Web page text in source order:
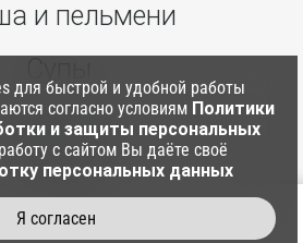
и пельмени
Ким Паб
Соусы
Напитки
для быстрой и удобной работы
согласно условиям Политики
и защиты персональных
с сайтом Вы даёте своё
персональных данных
Я согласен